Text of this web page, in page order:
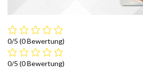
0/5 (0 Bewertung)
0/5 (0 Bewertung)